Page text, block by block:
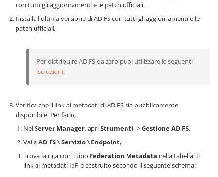
con tutti gli aggiornamenti e le patch ufficiali.
Installa l'ultima versione di AD FS con tutti gli aggiornamenti e le
patch ufficiali.
Per distribuire AD FS da zero puoi utilizzare le seguenti
istruzioni.
Verifica che il link ai metadati di AD FS sia pubblicamente
disponibile. Per farlo,
NelServer Manager, apriStrumenti ->Gestione AD FS,
Vai aAD FS \ Servizio \ Endpoint,
Trova la riga con il tipo Federation Metadata nella tabella. Il
link ai metadati IdP è costruito secondo il seguente schema: